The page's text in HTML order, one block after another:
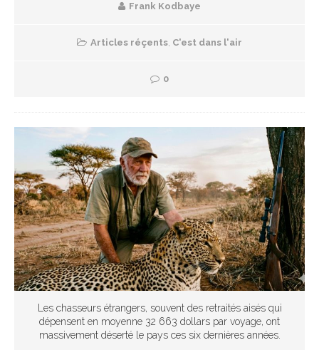
Frank Kodbaye
Articles réçents, C'est dans l'air
0
Les chasseurs étrangers, souvent des retraités aisés qui
dépensent en moyenne 32 663 dollars par voyage, ont
massivement déserté le pays ces six dernières années.